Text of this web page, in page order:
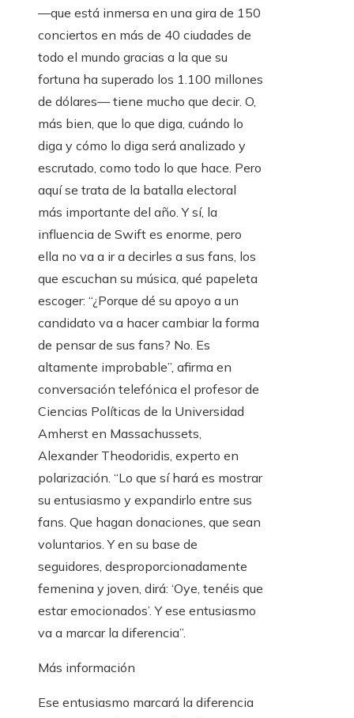
—que está inmersa en una gira de 150
conciertos en más de 40 ciudades de
todo el mundo gracias a la que su
fortuna ha superado los 1.100 millones
de dólares— tiene mucho que decir. O,
más bien, que lo que diga, cuándo lo
diga y cómo lo diga será analizado y
escrutado, como todo lo que hace. Pero
aquí se trata de la batalla electoral
más importante del año. Y sí, la
influencia de Swift es enorme, pero
ella no va a ir a decirles a sus fans, los
que escuchan su música, qué papeleta
escoger: “¿Porque dé su apoyo a un
candidato va a hacer cambiar la forma
de pensar de sus fans? No. Es
altamente improbable”, afirma en
conversación telefónica el profesor de
Ciencias Políticas de la Universidad
Amherst en Massachussets,
Alexander Theodoridis, experto en
polarización. “Lo que sí hará es mostrar
su entusiasmo y expandirlo entre sus
fans. Que hagan donaciones, que sean
voluntarios. Y en su base de
seguidores, desproporcionadamente
femenina y joven, dirá: ‘Oye, tenéis que
estar emocionados’. Y ese entusiasmo
va a marcar la diferencia”.
Más información
Ese entusiasmo marcará la diferencia